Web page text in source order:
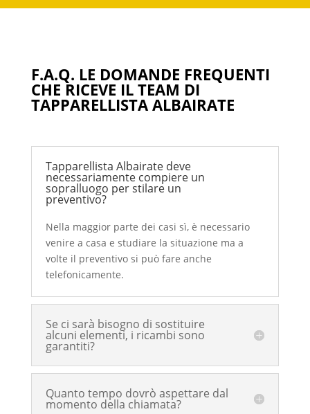
F.A.Q. LE DOMANDE FREQUENTI
CHE RICEVE IL TEAM DI
TAPPARELLISTA ALBAIRATE
Tapparellista Albairate deve
necessariamente compiere un
sopralluogo per stilare un
preventivo?
Nella maggior parte dei casi sì, è necessario
venire a casa e studiare la situazione ma a
volte il preventivo si può fare anche
telefonicamente.
Se ci sarà bisogno di sostituire
alcuni elementi, i ricambi sono
garantiti?
Quanto tempo dovrò aspettare dal
momento della chiamata?